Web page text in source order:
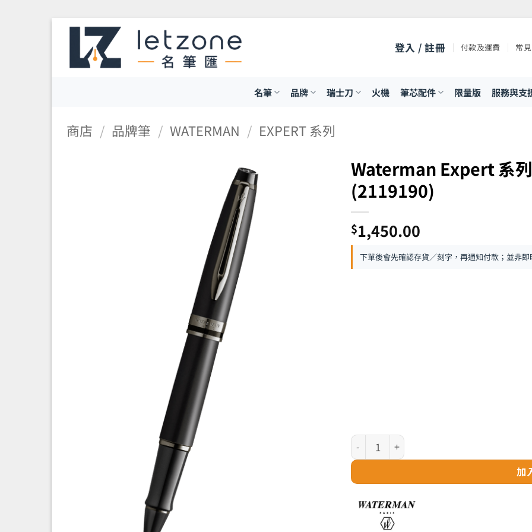
Skip
content
登入 / 註冊 付款及運費 常
名筆 品牌 瑞士刀 火機 筆芯配件 限量版 服務與支
商店 / 品牌筆 / WATERMAN / EXPERT 系列
Waterman Expert 系
(2119190)
$1,450.00
下單後會先確認存貨／刻字，再通知付款；並非即
Waterman Expert 系列 - 金屬黑炭灰夾 走珠
加